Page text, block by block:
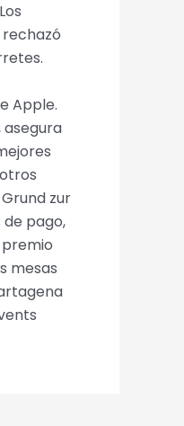
Apple.
asegura
zur
pago,
mesas